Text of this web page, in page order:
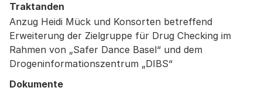
Traktanden
Anzug Heidi Mück und Konsorten betreffend
Erweiterung der Zielgruppe für Drug Checking im
Rahmen von „Safer Dance Basel“ und dem
Drogeninformationszentrum „DIBS“
Dokumente